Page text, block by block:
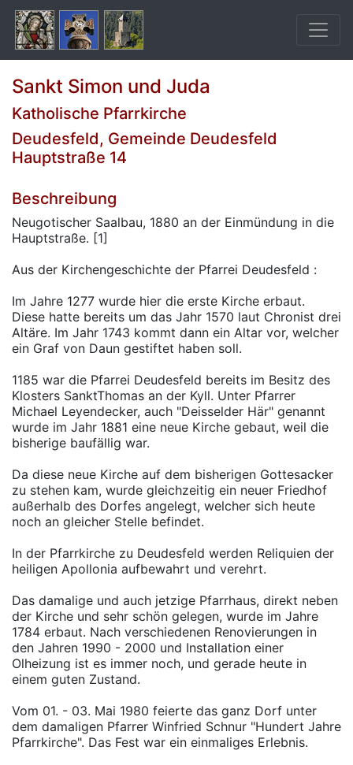
Sankt Simon und Juda
Katholische Pfarrkirche
Deudesfeld, Gemeinde Deudesfeld
Hauptstraße 14
Beschreibung
Neugotischer Saalbau, 1880 an der Einmündung in die
Hauptstraße. [1]
Aus der Kirchengeschichte der Pfarrei Deudesfeld :
Im Jahre 1277 wurde hier die erste Kirche erbaut.
Diese hatte bereits um das Jahr 1570 laut Chronist drei
Altäre. Im Jahr 1743 kommt dann ein Altar vor, welcher
ein Graf von Daun gestiftet haben soll.
1185 war die Pfarrei Deudesfeld bereits im Besitz des
Klosters SanktThomas an der Kyll. Unter Pfarrer
Michael Leyendecker, auch "Deisselder Här" genannt
wurde im Jahr 1881 eine neue Kirche gebaut, weil die
bisherige baufällig war.
Da diese neue Kirche auf dem bisherigen Gottesacker
zu stehen kam, wurde gleichzeitig ein neuer Friedhof
außerhalb des Dorfes angelegt, welcher sich heute
noch an gleicher Stelle befindet.
In der Pfarrkirche zu Deudesfeld werden Reliquien der
heiligen Apollonia aufbewahrt und verehrt.
Das damalige und auch jetzige Pfarrhaus, direkt neben
der Kirche und sehr schön gelegen, wurde im Jahre
1784 erbaut. Nach verschiedenen Renovierungen in
den Jahren 1990 - 2000 und Installation einer
Olheizung ist es immer noch, und gerade heute in
einem guten Zustand.
Vom 01. - 03. Mai 1980 feierte das ganz Dorf unter
dem damaligen Pfarrer Winfried Schnur "Hundert Jahre
Pfarrkirche". Das Fest war ein einmaliges Erlebnis.